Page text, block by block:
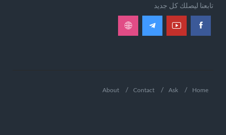
تابعنا ليصلك كل جديد
Home
Ask
Contact
About